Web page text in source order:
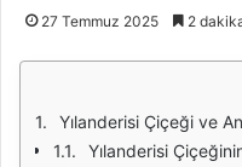
27 Temmuz 2025 2
Yılanderisi Çiçeği ve
Yılanderisi